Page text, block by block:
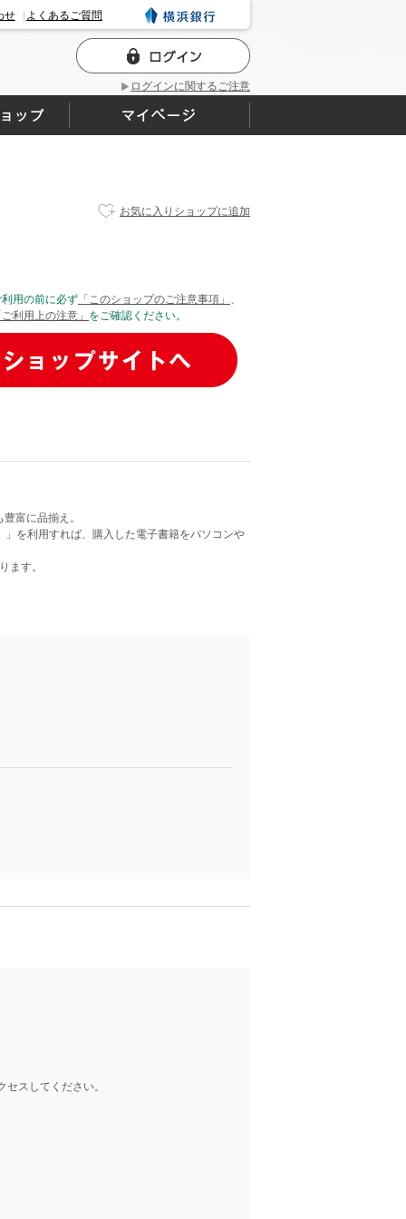
ログインに関するご注意
せ よくあるご質問
お気に入りショップに追加
利用の前に必ず 「このショップのご注意事項」 、
ご利用上の注意」 をご確認ください。
富に品揃え。
を利用すれば、購入した電子書籍をパソコンや
ます。
スしてください。